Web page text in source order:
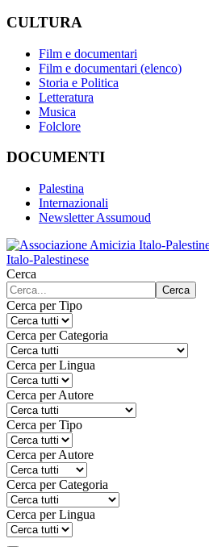
CULTURA
Film e documentari
Film e documentari (elenco)
Storia e Politica
Letteratura
Musica
Folclore
DOCUMENTI
Palestina
Internazionali
Newsletter Assumoud
Italo-Palestinese
Cerca
Cerca
Cerca per Tipo
Cerca per Categoria
Cerca per Lingua
Cerca per Autore
Cerca per Tipo
Cerca per Autore
Cerca per Categoria
Cerca per Lingua